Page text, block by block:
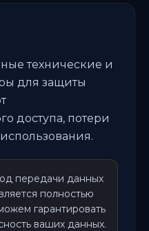
технические и
для защиты
доступа, потери
передачи данных
полностью
гарантировать
ваших данных.